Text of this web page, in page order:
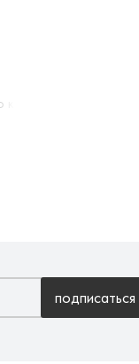
камня, 342 Графитовый
подписаться